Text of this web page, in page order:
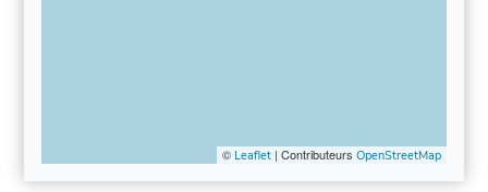
© Leaflet| Contributeurs OpenStreetMap